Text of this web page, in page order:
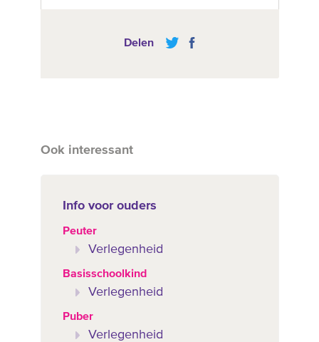
Delen
Ook interessant
Info voor ouders
Peuter
Verlegenheid
Basisschoolkind
Verlegenheid
Puber
Verlegenheid